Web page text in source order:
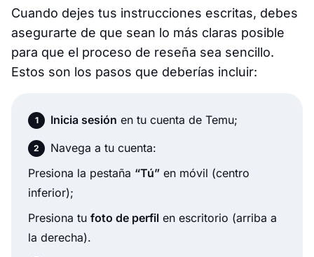
Cuando dejes tus instrucciones escritas, debes
asegurarte de que sean lo más claras posible
para que el proceso de reseña sea sencillo.
Estos son los pasos que deberías incluir:
Inicia sesión en tu cuenta de Temu;
Navega a tu cuenta:
Presiona la pestaña “Tú” en móvil (centro
inferior);
Presiona tu foto de perfil en escritorio (arriba a
la derecha).